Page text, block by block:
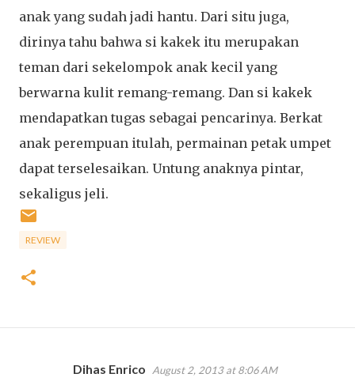
anak yang sudah jadi hantu. Dari situ juga,
dirinya tahu bahwa si kakek itu merupakan
teman dari sekelompok anak kecil yang
berwarna kulit remang-remang. Dan si kakek
mendapatkan tugas sebagai pencarinya. Berkat
anak perempuan itulah, permainan petak umpet
dapat terselesaikan. Untung anaknya pintar,
sekaligus jeli.
REVIEW
Dihas Enrico August 2, 2013 at 8:06 AM